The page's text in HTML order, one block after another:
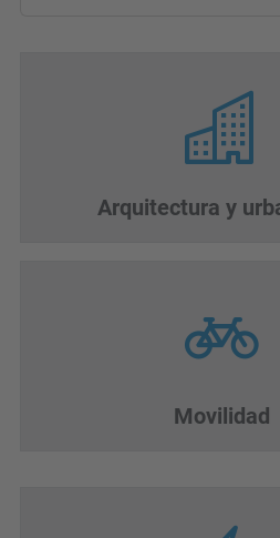
Arquitectura y
Movilidad